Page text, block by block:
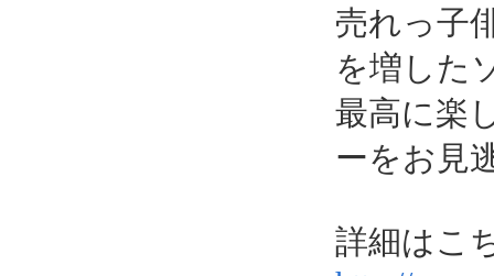
売れっ子
を増した
最高に楽
ーをお見
詳細は